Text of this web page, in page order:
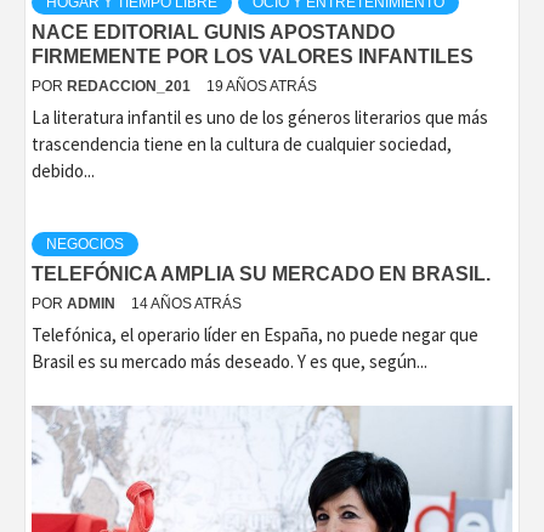
NACE EDITORIAL GUNIS APOSTANDO
FIRMEMENTE POR LOS VALORES INFANTILES
POR REDACCION_201 19 AÑOS ATRÁS
La literatura infantil es uno de los géneros literarios que más
trascendencia tiene en la cultura de cualquier sociedad,
debido...
NEGOCIOS
TELEFÓNICA AMPLIA SU MERCADO EN BRASIL.
POR ADMIN 14 AÑOS ATRÁS
Telefónica, el operario líder en España, no puede negar que
Brasil es su mercado más deseado. Y es que, según...